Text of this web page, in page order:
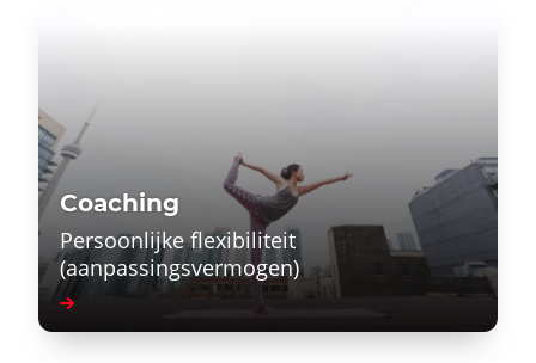
Coaching
Persoonlijke flexibiliteit
(aanpassingsvermogen)